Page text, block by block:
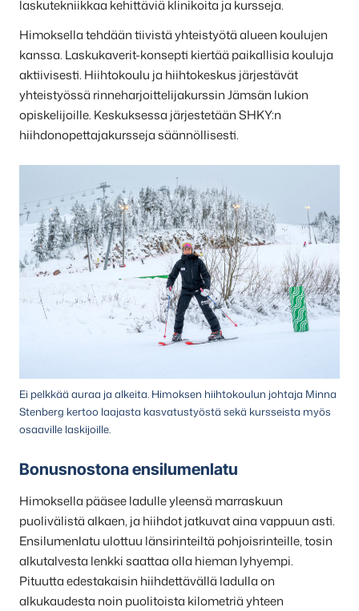
laskutekniikkaa kehittäviä klinikoita ja kursseja.
Himoksella tehdään tiivistä yhteistyötä alueen koulujen
kanssa. Laskukaverit-konsepti kiertää paikallisia kouluja
aktiivisesti. Hiihtokoulu ja hiihtokeskus järjestävät
yhteistyössä rinneharjoittelijakurssin Jämsän lukion
opiskelijoille. Keskuksessa järjestetään SHKY:n
hiihdonopettajakursseja säännöllisesti.
Ei pelkkää auraa ja alkeita. Himoksen hiihtokoulun johtaja Minna
Stenberg kertoo laajasta kasvatustyöstä sekä kursseista myös
osaaville laskijoille.
Bonusnostona ensilumenlatu
Himoksella pääsee ladulle yleensä marraskuun
puolivälistä alkaen, ja hiihdot jatkuvat aina vappuun asti.
Ensilumenlatu ulottuu länsirinteiltä pohjoisrinteille, tosin
alkutalvesta lenkki saattaa olla hieman lyhyempi.
Pituutta edestakaisin hiihdettävällä ladulla on
alkukaudesta noin puolitoista kilometriä yhteen